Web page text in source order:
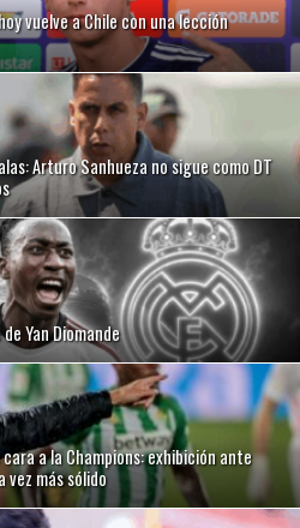
vuelve a Chile con una lección
Arturo Sanhueza no sigue como DT
Yan Diomande
a la Champions: exhibición ante
vez más sólido